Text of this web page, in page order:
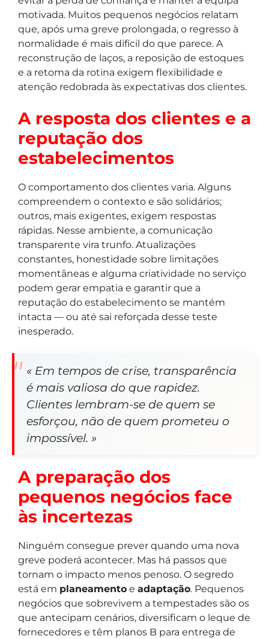
motivada. Muitos pequenos negócios relatam
que, após uma greve prolongada, o regresso à
normalidade é mais difícil do que parece. A
reconstrução de laços, a reposição de estoques
e a retoma da rotina exigem flexibilidade e
atenção redobrada às expectativas dos clientes.
A resposta dos clientes e a
reputação dos
estabelecimentos
O comportamento dos clientes varia. Alguns
compreendem o contexto e são solidários;
outros, mais exigentes, exigem respostas
rápidas. Nesse ambiente, a comunicação
transparente vira trunfo. Atualizações
constantes, honestidade sobre limitações
momentâneas e alguma criatividade no serviço
podem gerar empatia e garantir que a
reputação do estabelecimento se mantém
intacta — ou até sai reforçada desse teste
inesperado.
« Em tempos de crise, transparência
é mais valiosa do que rapidez.
Clientes lembram-se de quem se
esforçou, não de quem prometeu o
impossível. »
A preparação dos
pequenos negócios face
às incertezas
Ninguém consegue prever quando uma nova
greve poderá acontecer. Mas há passos que
tornam o impacto menos penoso. O segredo
está em planeamento e adaptação. Pequenos
negócios que sobrevivem a tempestades são os
que antecipam cenários, diversificam o leque de
fornecedores e têm planos B para entrega de